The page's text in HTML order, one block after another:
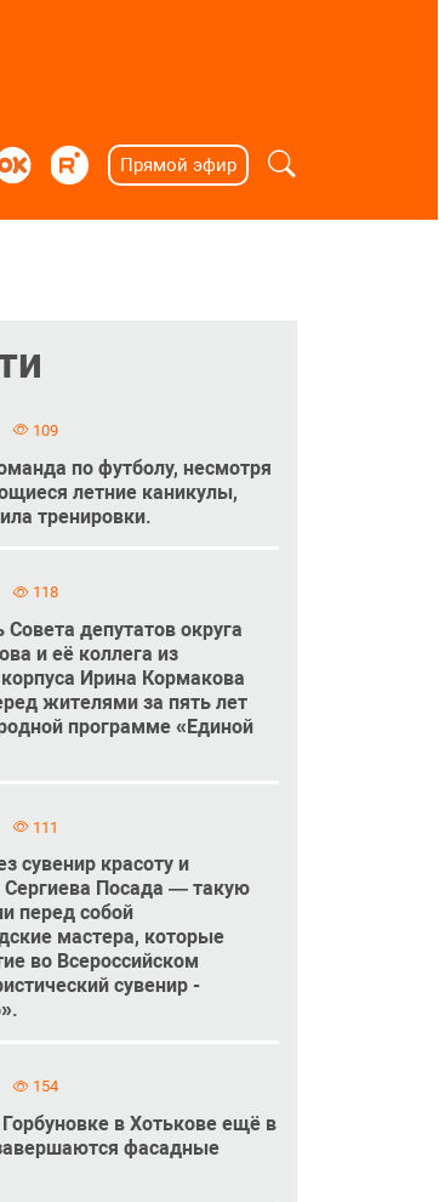
Прямой эфир
109
по футболу, несмотря
летние каникулы,
тренировки.
118
депутатов округа
и её коллега из
Ирина Кормакова
жителями за пять лет
программе «Единой
111
сувенир красоту и
Сергиева Посада — такую
перед собой
мастера, которые
во Всероссийском
сувенир -
154
в Хотькове ещё в
фасадные